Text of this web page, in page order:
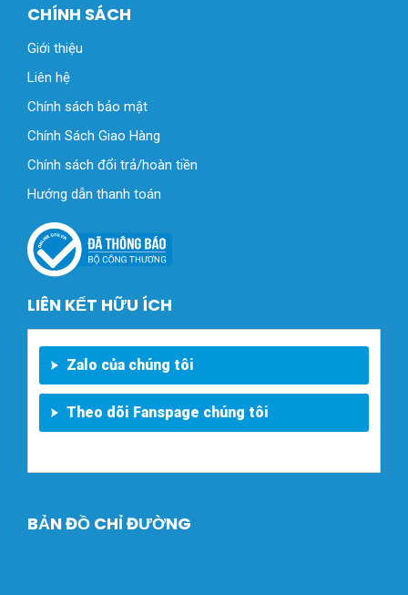
CHÍNH SÁCH
Giới thiệu
Liên hệ
Chính sách bảo mật
Chính Sách Giao Hàng
Chính sách đổi trả/hoàn tiền
Hướng dẫn thanh toán
LIÊN KẾT HỮU ÍCH
Zalo của chúng tôi
Theo dõi Fanspage chúng tôi
BẢN ĐỒ CHỈ ĐƯỜNG